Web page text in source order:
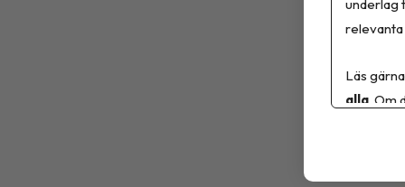
underlag
relevanta
Läs
alla .